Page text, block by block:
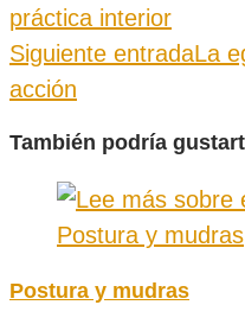
práctica interior
Siguiente entradaLa
acción
También podría
Postura y mudras